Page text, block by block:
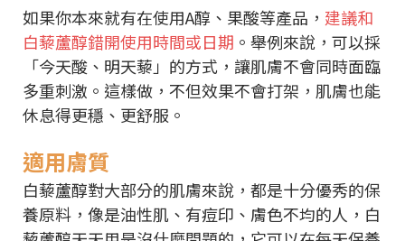
如果你本來就有在使用A醇、果酸等產品， 建議和
白藜蘆醇錯開使用時間或日期 。舉例來說，可以採
「今天酸、明天藜」的方式，讓肌膚不會同時面臨
多重刺激。這樣做，不但效果不會打架，肌膚也能
休息得更穩、更舒服。
適用膚質
白藜蘆醇對大部分的肌膚來說，都是十分優秀的保
養原料，像是油性肌、有痘印、膚色不均的人，白